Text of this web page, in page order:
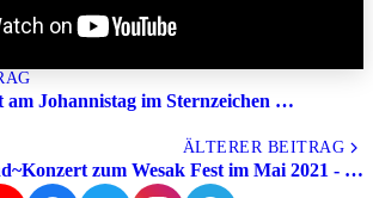
Johannistag im Sternzeichen …
ÄLTERER BEITRAG
zum Wesak Fest im Mai 2021 - …